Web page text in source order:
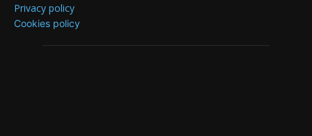
Privacy policy
Cookies policy